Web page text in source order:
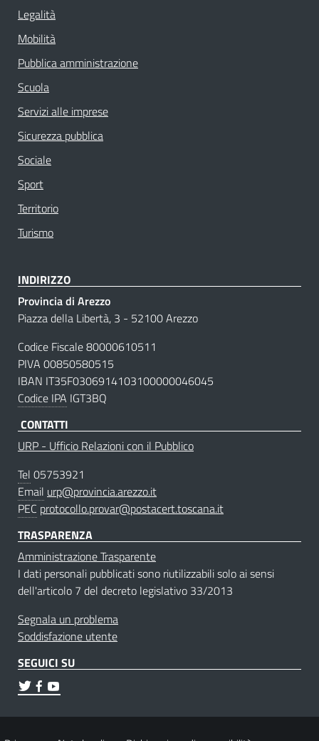
Legalità
Mobilità
Pubblica amministrazione
Scuola
Servizi alle imprese
Sicurezza pubblica
Sociale
Sport
Territorio
Turismo
INDIRIZZO
Provincia di Arezzo
Piazza della Libertà, 3 - 52100 Arezzo
Codice Fiscale 80000610511
PIVA 00850580515
IBAN IT35F0306914103100000046045
Codice IPA IGT3BQ
CONTATTI
URP - Ufficio Relazioni con il Pubblico
Tel 05753921
Email urp@provincia.arezzo.it
PEC protocollo.provar@postacert.toscana.it
TRASPARENZA
Amministrazione Trasparente
I dati personali pubblicati sono riutilizzabili solo ai sensi
dell'articolo 7 del decreto legislativo 33/2013
Segnala un problema
Soddisfazione utente
SEGUICI SU